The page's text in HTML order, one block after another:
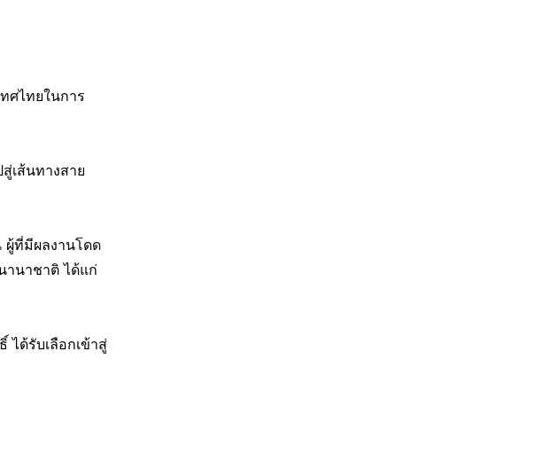
ศไทยในการ
เส้นทางสาย
ผู้ที่มีผลงานโดด
านาชาติ ได้แก่
ด้รับเลือกเข้าสู่